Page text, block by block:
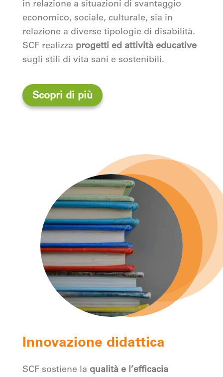
in relazione a situazioni di svantaggio
economico, sociale, culturale, sia in
relazione a diverse tipologie di disabilità.
SCF realizza progetti ed attività educative
sugli stili di vita sani e sostenibili.
Scopri di più
Innovazione didattica
SCF sostiene la qualità e l’efficacia